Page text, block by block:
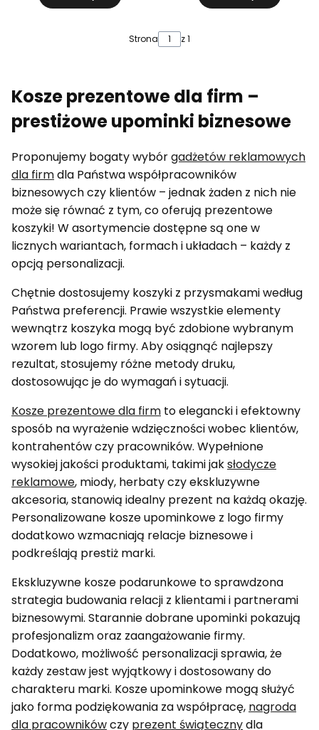
Strona z 1
Kosze prezentowe dla firm –
prestiżowe upominki biznesowe
Proponujemy bogaty wybórgadżetów reklamowych
dla firmdla Państwa współpracowników
biznesowych czy klientów – jednak żaden z nich nie
może się równać z tym, co oferują prezentowe
koszyki! W asortymencie dostępne są one w
licznych wariantach, formach i układach – każdy z
opcją personalizacji.
Chętnie dostosujemy koszyki z przysmakami według
Państwa preferencji. Prawie wszystkie elementy
wewnątrz koszyka mogą być zdobione wybranym
wzorem lub logo firmy. Aby osiągnąć najlepszy
rezultat, stosujemy różne metody druku,
dostosowując je do wymagań i sytuacji.
Kosze prezentowe dla firm to elegancki i efektowny
sposób na wyrażenie wdzięczności wobec klientów,
kontrahentów czy pracowników. Wypełnione
wysokiej jakości produktami, takimi jaksłodycze
reklamowe, miody, herbaty czy ekskluzywne
akcesoria, stanowią idealny prezent na każdą okazję.
Personalizowane kosze upominkowe z logo firmy
dodatkowo wzmacniają relacje biznesowe i
podkreślają prestiż marki.
Ekskluzywne kosze podarunkowe to sprawdzona
strategia budowania relacji z klientami i partnerami
biznesowymi. Starannie dobrane upominki pokazują
profesjonalizm oraz zaangażowanie firmy.
Dodatkowo, możliwość personalizacji sprawia, że
każdy zestaw jest wyjątkowy i dostosowany do
charakteru marki. Kosze upominkowe mogą służyć
jako forma podziękowania za współpracę, nagroda
dla pracownikówczy prezent świątecznydla